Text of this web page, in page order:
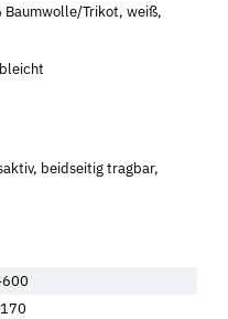
Baumwolle/Trikot, weiß,
beidseitig tragbar,